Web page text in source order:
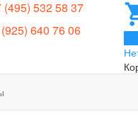
(495) 532 58 37
640 76 06